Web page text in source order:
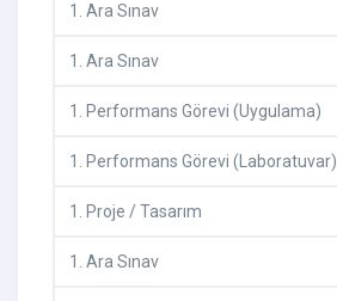
1 . Ara Sınav
1 . Ara Sınav
1 . Performans Görevi (Uygulama)
1 . Performans Görevi (Laboratuvar)
1 . Proje / Tasarım
1 . Ara Sınav